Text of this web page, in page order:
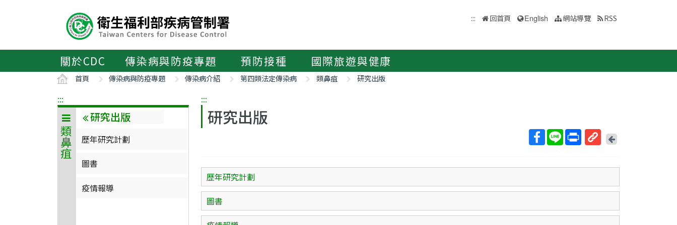
區
::: 回首頁 English 網站導覽 RSS
關於CDC 傳染病與防疫專題 預防接種 國際旅遊與健康
首頁 傳染病與防疫專題 傳染病介紹 第四類法定傳染病 類鼻疽 研究出版
:::
類鼻疽
研究出版
歷年研究計劃
圖書
疫情報導
:::
研究出版
網
回
上
頁
歷年研究計劃
圖書